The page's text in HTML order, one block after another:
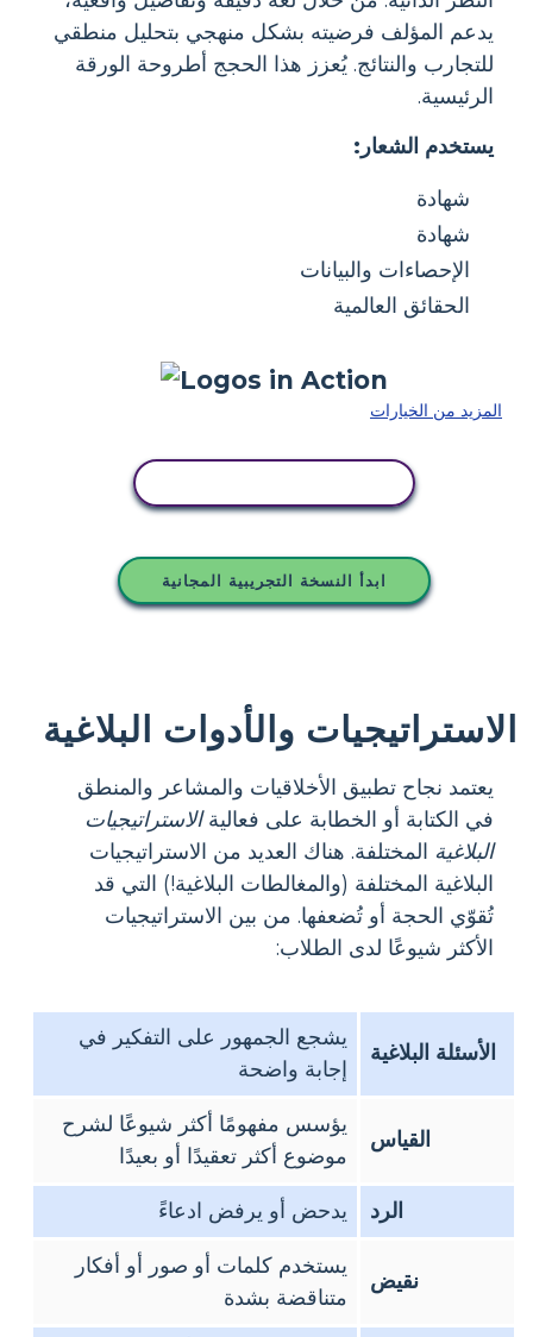
يدعم المؤلف فرضيته بشكل منهجي بتحليل منطقي
للتجارب والنتائج. يُعزز هذا الحجج أطروحة الورقة
الرئيسية.
يستخدم الشعار:
شهادة
شهادة
الإحصاءات والبيانات
الحقائق العالمية
المزيد من الخيارات
ابدأ النسخة التجريبية المجانية
الاستراتيجيات والأدوات البلاغية
يعتمد نجاح تطبيق الأخلاقيات والمشاعر والمنطق
في الكتابة أو الخطابة على فعاليةالاستراتيجيات
البلاغية المختلفة. هناك العديد من الاستراتيجيات
البلاغية المختلفة (والمغالطات البلاغية!) التي قد
تُقوّي الحجة أو تُضعفها. من بين الاستراتيجيات
الأكثر شيوعًا لدى الطلاب:
الأسئلة البلاغية
يشجع الجمهور على التفكير في
إجابة واضحة
القياس
يؤسس مفهومًا أكثر شيوعًا لشرح
موضوع أكثر تعقيدًا أو بعيدًا
الرد يدحض أو يرفض ادعاءً
نقيض
يستخدم كلمات أو صور أو أفكار
متناقضة بشدة